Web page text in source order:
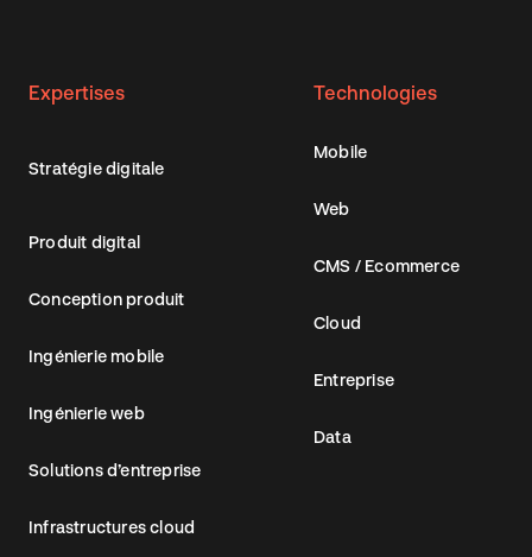
Expertises
Stratégie digitale
Produit digital
Conception produit
Ingénierie mobile
Ingénierie web
Solutions d’entreprise
Infrastructures cloud
Technologies
Mobile
Web
CMS / Ecommerce
Cloud
Entreprise
Data